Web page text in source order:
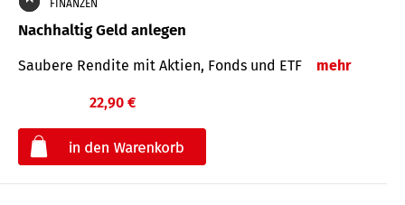
FINANZEN
Nachhaltig Geld anlegen
Saubere Rendite mit Aktien, Fonds und ETF mehr
22,90 €